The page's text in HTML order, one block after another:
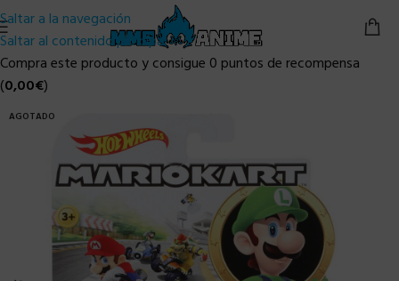
Saltar a la navegación
Saltar al contenido principal
Compra este producto y consigue 0 puntos de recompensa
(0,00€)
AGOTADO